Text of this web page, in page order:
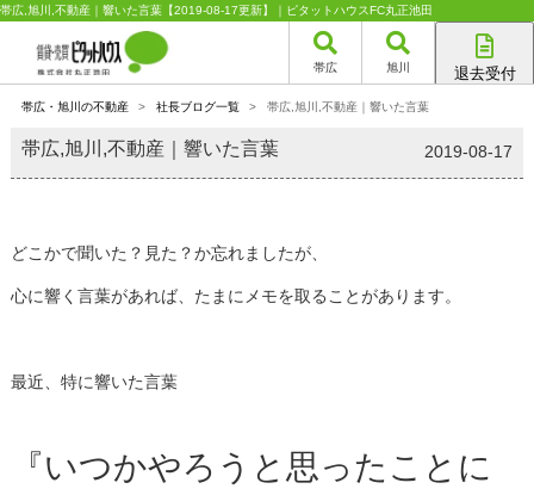
帯広,旭川,不動産｜響いた言葉【2019-08-17更新】｜ピタットハウスFC丸正池田
帯広 旭川 退去受付
帯広・旭川の不動産 > 社長ブログ一覧 > 帯広,旭川,不動産｜響いた言葉
帯広,旭川,不動産｜響いた言葉 2019-08-17
どこかで聞いた？見た？か忘れましたが、
心に響く言葉があれば、たまにメモを取ることがあります。
最近、特に響いた言葉
『いつかやろうと思ったことに